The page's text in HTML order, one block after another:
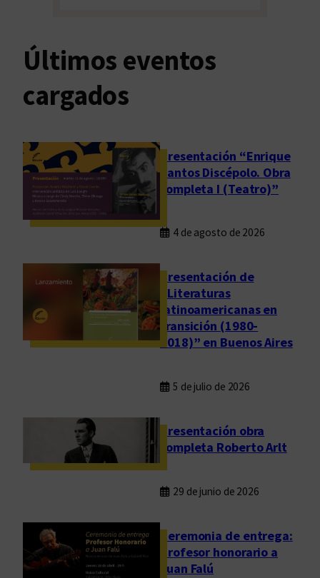
Últimos eventos
cargados
Presentación “Enrique
Santos Discépolo. Obra
completa I (Teatro)”
4 de agosto de 2026
Presentación de
“Literaturas
latinoamericanas en
transición (1980-
2018)” en Buenos Aires
5 de julio de 2026
Presentación obra
completa Roberto Arlt
29 de junio de 2026
Ceremonia de entrega:
Profesor honorario a
Juan Falú